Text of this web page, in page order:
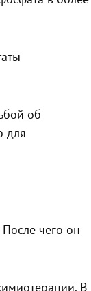
об
для
чего он
В